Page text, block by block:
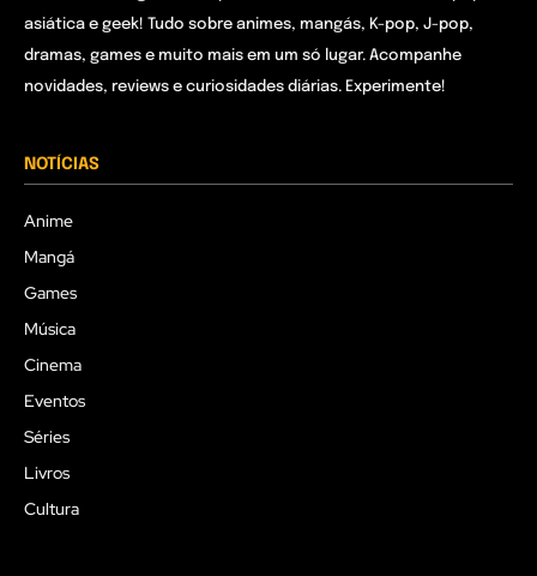
asiática e geek! Tudo sobre animes, mangás, K-pop, J-pop,
dramas, games e muito mais em um só lugar. Acompanhe
novidades, reviews e curiosidades diárias. Experimente!
NOTÍCIAS
Anime
Mangá
Games
Música
Cinema
Eventos
Séries
Livros
Cultura